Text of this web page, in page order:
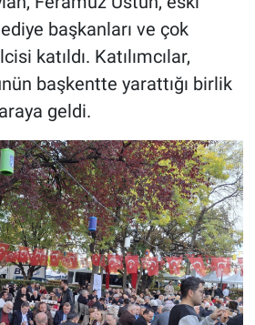
başkanları ve çok
katıldı. Katılımcılar,
başkentte yarattığı birlik
geldi.